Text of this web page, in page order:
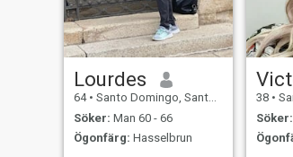
Lourdes
64 • Santo Domingo, Santo Domingo, Dominikanska Rep.
Söker: Man 60 - 66
Ögonfärg: Hasselbrun
38 • Santa
Söker: